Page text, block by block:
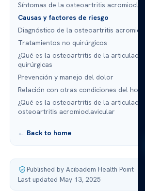
Síntomas de la osteoartritis
Causas y factores de riesgo
Diagnóstico de la osteoartritis
Tratamientos no quirúrgicos
¿Qué es la osteoartritis de la
quirúrgicas
Prevención y manejo del dolor
Relación con otras condiciones del
¿Qué es la osteoartritis de la
osteoartritis acromioclavicular
← Back to home
Published by Acibadem Health Point·
Last updated May 13, 2025